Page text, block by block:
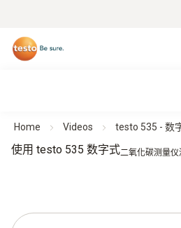
Home Videos testo 535 - 数
使用 testo 535 数字式二氧化碳测量仪